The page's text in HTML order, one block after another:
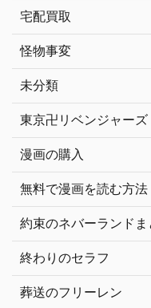
宅配買取
怪物事変
未分類
東京卍リベンジャーズ
漫画の購入
無料で漫画を読む方法
約束のネバーランドま
終わりのセラフ
葬送のフリーレン